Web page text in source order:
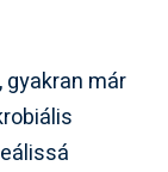
már